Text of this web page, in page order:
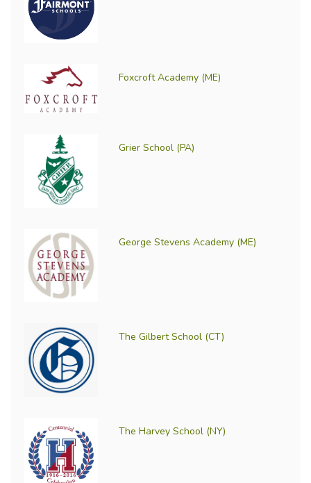
Foxcroft Academy (ME)
Grier School (PA)
George Stevens Academy (ME)
The Gilbert School (CT)
The Harvey School (NY)